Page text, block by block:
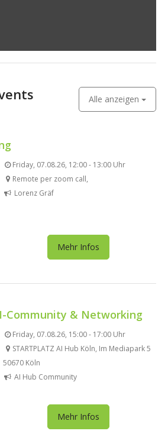
Alle anzeigen
Friday, 07.08.26, 12:00 - 13:00 Uhr
Remote per zoom call,
Lorenz Gräf
Mehr Infos
Community & Networking
Friday, 07.08.26, 15:00 - 17:00 Uhr
STARTPLATZ AI Hub Köln, Im Mediapark 5
50670 Köln
AI Hub Community
Mehr Infos